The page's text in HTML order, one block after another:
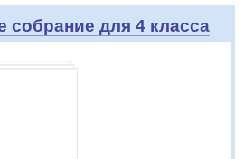
собрание для 4 класса